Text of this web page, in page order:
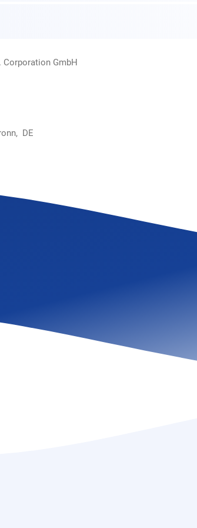
Corporation GmbH
DE